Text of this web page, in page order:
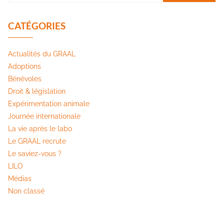
CATÉGORIES
Actualités du GRAAL
Adoptions
Bénévoles
Droit & législation
Expérimentation animale
Journée internationale
La vie après le labo
Le GRAAL recrute
Le saviez-vous ?
LILO
Médias
Non classé